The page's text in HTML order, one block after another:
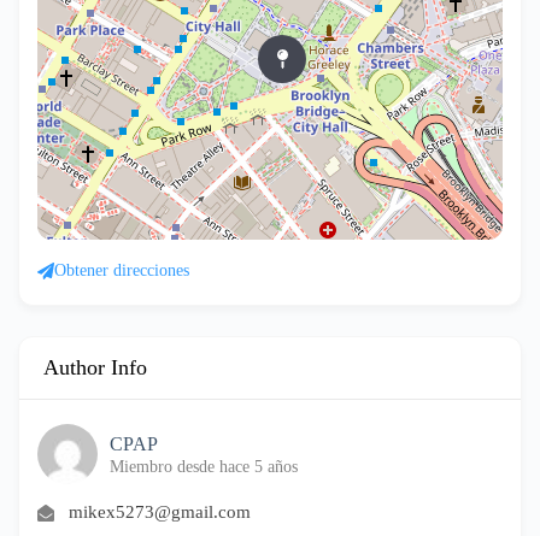
Obtener direcciones
Author Info
CPAP
Miembro desde hace 5 años
mikex5273@gmail.com